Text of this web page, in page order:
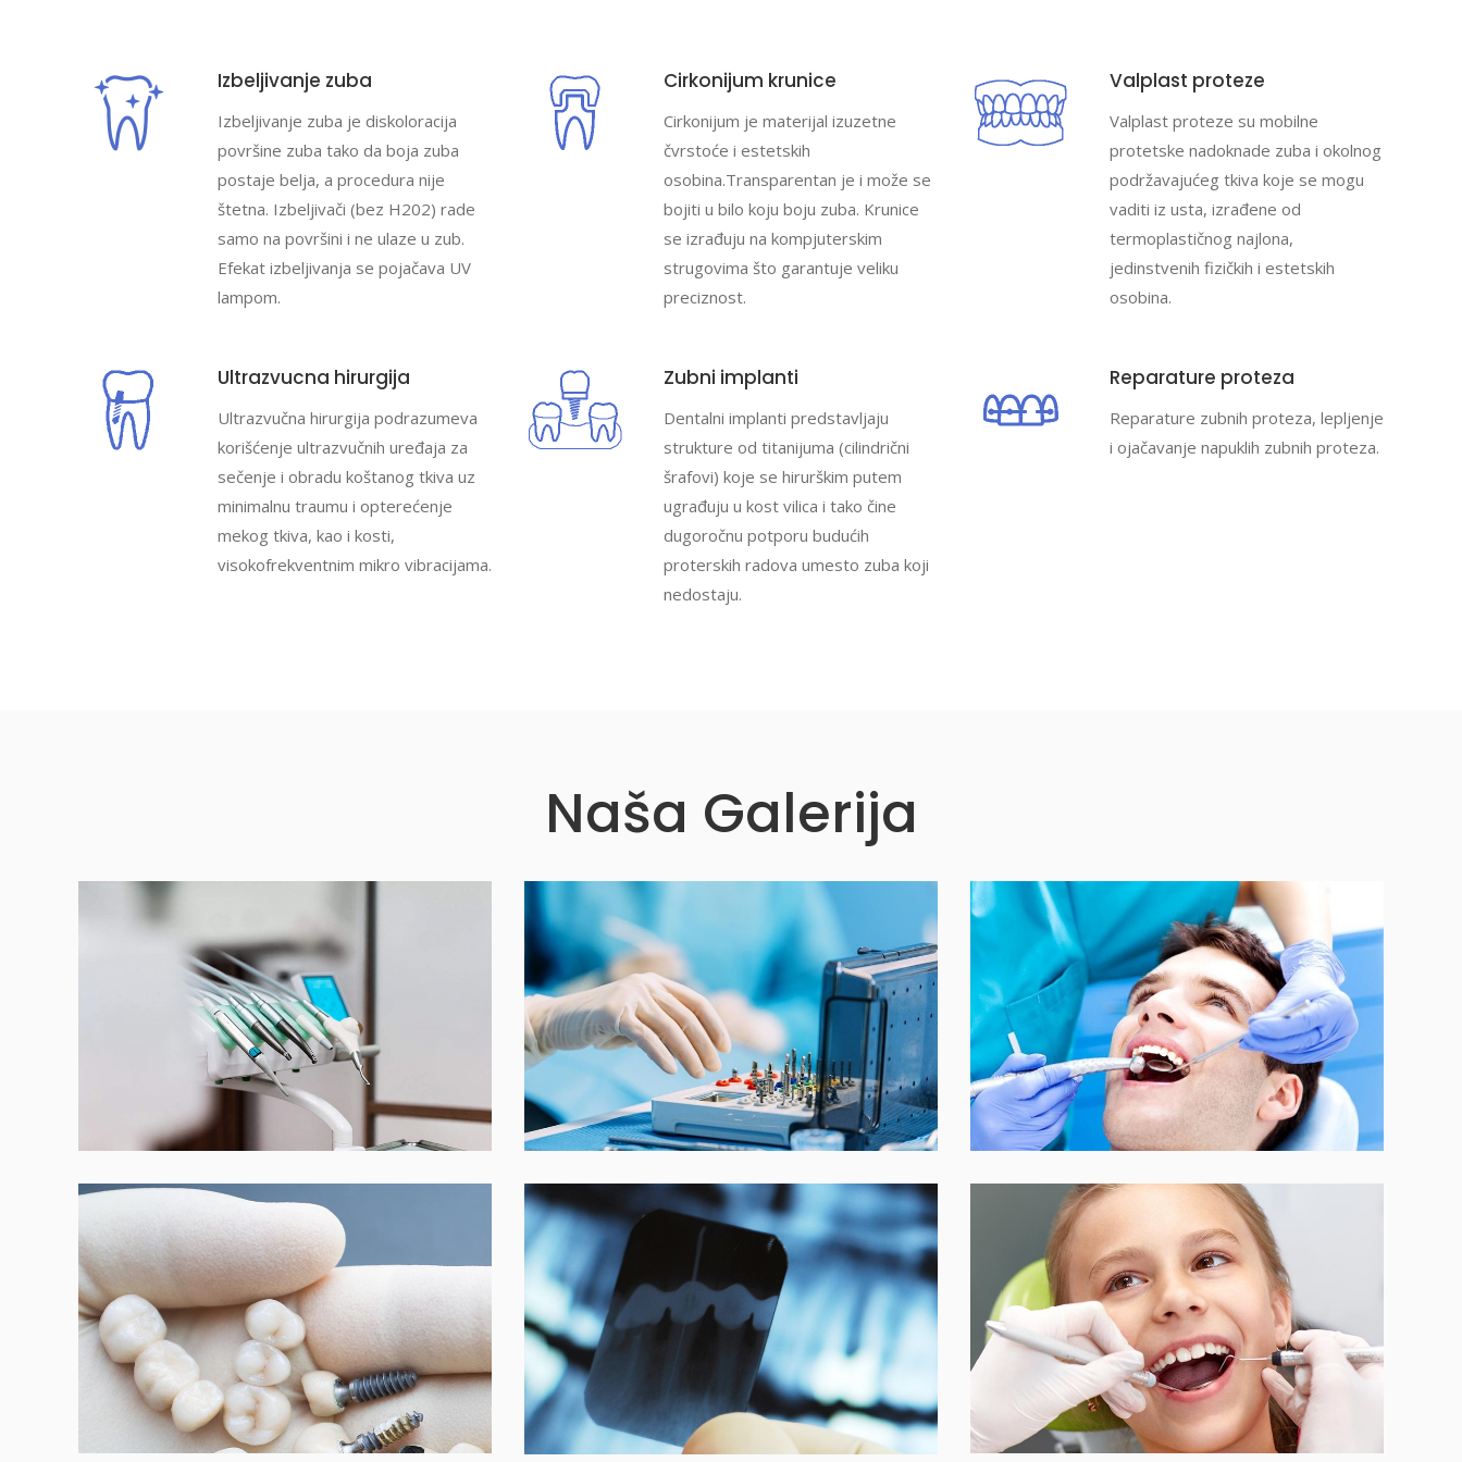
Izbeljivanje zuba
Izbeljivanje zuba je diskoloracija
površine zuba tako da boja zuba
postaje belja, a procedura nije
štetna. Izbeljivači (bez H202) rade
samo na površini i ne ulaze u zub.
Efekat izbeljivanja se pojačava UV
lampom.
Ultrazvucna hirurgija
Ultrazvučna hirurgija podrazumeva
korišćenje ultrazvučnih uređaja za
sečenje i obradu koštanog tkiva uz
minimalnu traumu i opterećenje
mekog tkiva, kao i kosti,
visokofrekventnim mikro vibracijama.
Cirkonijum krunice
Cirkonijum je materijal izuzetne
čvrstoće i estetskih
osobina.Transparentan je i može se
bojiti u bilo koju boju zuba. Krunice
se izrađuju na kompjuterskim
strugovima što garantuje veliku
preciznost.
Zubni implanti
Dentalni implanti predstavljaju
strukture od titanijuma (cilindrični
šrafovi) koje se hirurškim putem
ugrađuju u kost vilica i tako čine
dugoročnu potporu budućih
proterskih radova umesto zuba koji
nedostaju.
Valplast proteze
Valplast proteze su mobilne
protetske nadoknade zuba i okolnog
podržavajućeg tkiva koje se mogu
vaditi iz usta, izrađene od
termoplastičnog najlona,
jedinstvenih fizičkih i estetskih
osobina.
Reparature proteza
Reparature zubnih proteza, lepljenje
i ojačavanje napuklih zubnih proteza.
Naša Galerija